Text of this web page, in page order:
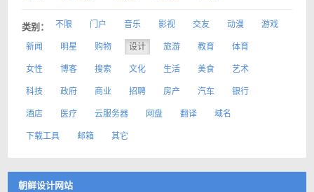
类别： 不限 门户 音乐 影视 交友 动漫
游戏
新闻
明星 购物 设计 旅游 教育
体育
女性
博客 搜索 文化 生活 美食
艺术
科技
政府 商业 招聘 房产 汽车
银行
酒店
医疗 云服务器 网盘 翻译
域名
下载工具
邮箱 其它
朝鲜设计网站